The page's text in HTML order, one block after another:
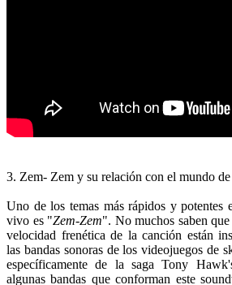
3. Zem- Zem y su relación con el mundo
Uno de los temas más rápidos y potentes
vivo es "Zem-Zem". No muchos saben
velocidad frenética de la canción están
las bandas sonoras de los videojuegos de
específicamente de la saga Tony
algunas bandas que conforman este